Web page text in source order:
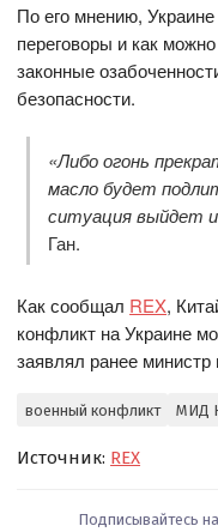
По его мнению,
переговоры и как
законные
безопасности.
«Либо огонь
масло будет
ситуация выйдет
Ган.
Как сообщал REX,
конфликт на Украине
заявлял ранее
военный конфликт МИД
Источник: REX
Подписывайтесь